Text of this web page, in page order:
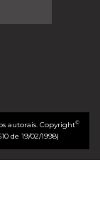
autorais. Copyright©
de 19/02/1998)